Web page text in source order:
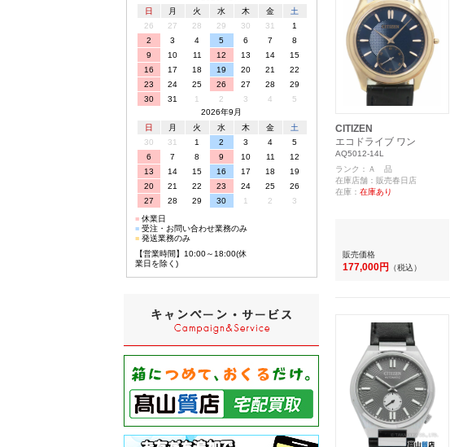
CITIZEN
エコドライブ ワン
AQ5012-14L
ランク：Ａ 品
在庫店舗：販売春日店
在庫： 在庫あり
販売価格
177,000円 （税込）
日
月 火 水 木 金
土
26
27 28 29 30 31
1
2
3 4 5 6 7
8
9
10 11 12 13 14
15
16
17 18 19 20 21
22
23
24 25 26 27 28
29
30
31 1 2 3 4
5
2026年9月
日
月 火 水 木 金
土
30
31 1 2 3 4
5
6
7 8 9 10 11
12
13
14 15 16 17 18
19
20
21 22 23 24 25
26
27
28 29 30 1 2
3
■休業日
■受注・お問い合わせ業務のみ
■発送業務のみ
【営業時間】10:00～18:00(休
業日を除く)